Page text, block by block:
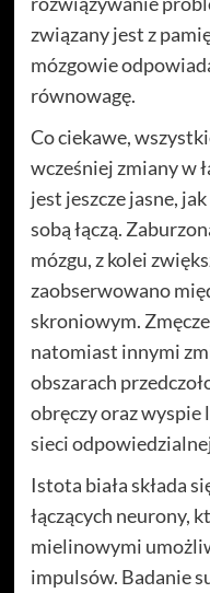
związany jest z
mózgowie
równowagę.
Co ciekawe,
wcześniej zmiany w
jest jeszcze jasne,
sobą łączą.
mózgu, z kolei
zaobserwowano
skroniowym.
natomiast innymi
obszarach
obręczy oraz
sieci
Istota biała składa
łączących neurony,
mielinowymi
impulsów. Badanie